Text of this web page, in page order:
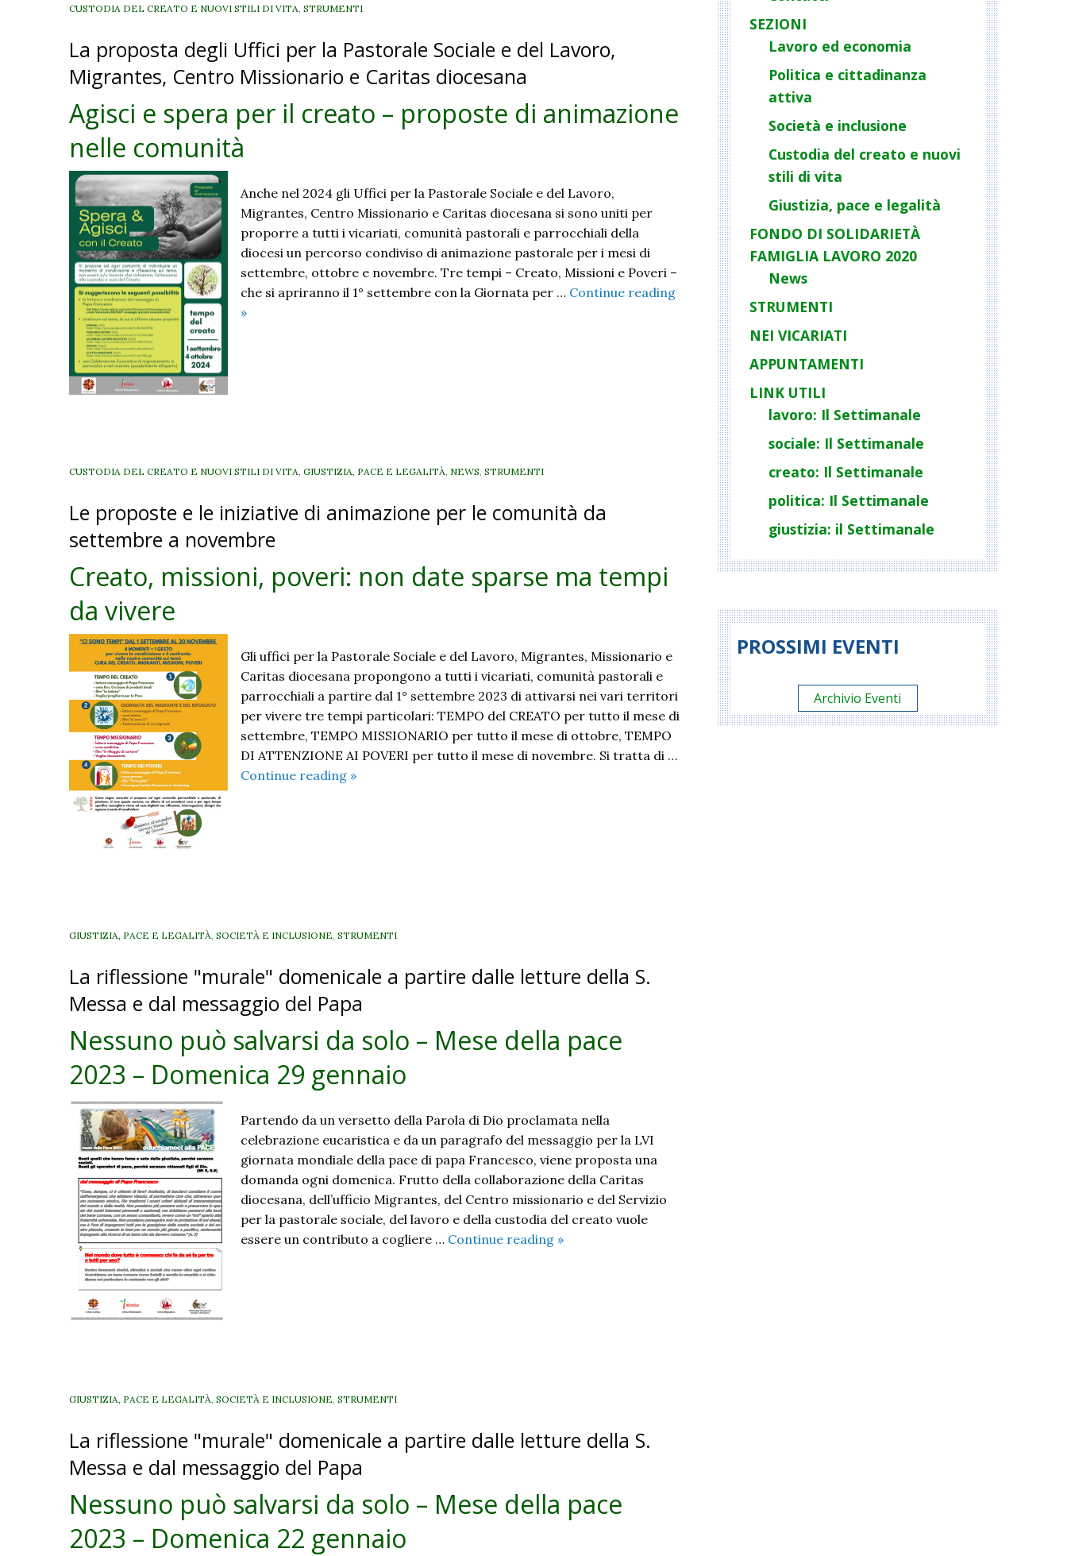
CUSTODIA DEL CREATO E NUOVI STILI DI VITA STRUMENTI
La proposta degli Uffici per la Pastorale Sociale e del Lavoro,
Migrantes, Centro Missionario e Caritas diocesana
Agisci e spera per il creato – proposte di animazione
nelle comunità
Anche nel 2024 gli Uffici per la Pastorale Sociale e del Lavoro,
Migrantes, Centro Missionario e Caritas diocesana si sono uniti per
proporre a tutti i vicariati, comunità pastorali e parrocchiali della
diocesi un percorso condiviso di animazione pastorale per i mesi di
settembre, ottobre e novembre. Tre tempi – Creato, Missioni e Poveri –
che si apriranno il 1° settembre con la Giornata per … Continue reading
Agisci
di
nelle
comunità
»
CUSTODIA DEL CREATO E NUOVI STILI DI VITA, GIUSTIZIA, PACE E LEGALITÀ, NEWS, STRUMENTI
Le proposte e le iniziative di animazione per le comunità da
settembre a novembre
Creato, missioni, poveri: non date sparse ma tempi
da vivere
Gli uffici per la Pastorale Sociale e del Lavoro, Migrantes, Missionario e
Caritas diocesana propongono a tutti i vicariati, comunità pastorali e
parrocchiali a partire dal 1° settembre 2023 di attivarsi nei vari territori
per vivere tre tempi particolari: TEMPO del CREATO per tutto il mese di
settembre, TEMPO MISSIONARIO per tutto il mese di ottobre, TEMPO
DI ATTENZIONE AI POVERI per tutto il mese di novembre. Si tratta di …
Continue reading Creato,
da
»
GIUSTIZIA, PACE E LEGALITÀ, SOCIETÀ E INCLUSIONE, STRUMENTI
La riflessione "murale" domenicale a partire dalle letture della S.
Messa e dal messaggio del Papa
Nessuno può salvarsi da solo – Mese della pace
2023 – Domenica 29 gennaio
Partendo da un versetto della Parola di Dio proclamata nella
celebrazione eucaristica e da un paragrafo del messaggio per la LVI
giornata mondiale della pace di papa Francesco, viene proposta una
domanda ogni domenica. Frutto della collaborazione della Caritas
diocesana, dell’ufficio Migrantes, del Centro missionario e del Servizio
per la pastorale sociale, del lavoro e della custodia del creato vuole
essere un contributo a cogliere … Continue reading Nessuno
–
gennaio
»
GIUSTIZIA, PACE E LEGALITÀ SOCIETÀ E INCLUSIONE STRUMENTI
La riflessione "murale" domenicale a partire dalle letture della S.
Messa e dal messaggio del Papa
Nessuno può salvarsi da solo – Mese della pace
2023 – Domenica 22 gennaio
SEZIONI
Lavoro ed economia
Politica e cittadinanza
attiva
Società e inclusione
Custodia del creato e nuovi
stili di vita
Giustizia, pace e legalità
FONDO DI SOLIDARIETÀ
FAMIGLIA LAVORO 2020
News
STRUMENTI
NEI VICARIATI
APPUNTAMENTI
LINK UTILI
lavoro: Il Settimanale
sociale: Il Settimanale
creato: Il Settimanale
politica: Il Settimanale
giustizia: il Settimanale
PROSSIMI EVENTI
Archivio Eventi